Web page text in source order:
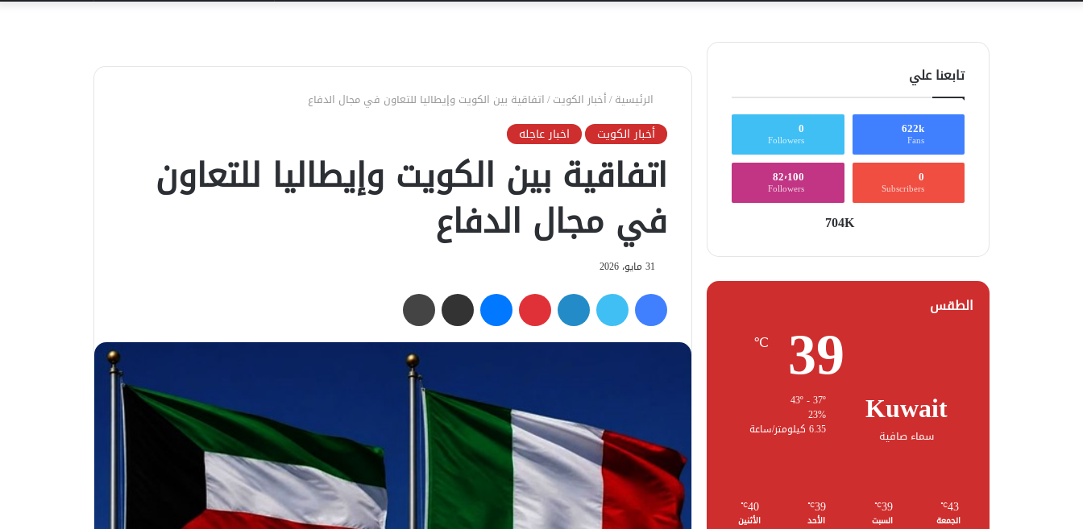
الرئيسية/أخبار الكويت/اتفاقية بين الكويت وإيطاليا للتعاون في مجال الدفاع
أخبار الكويت اخبار عاجله
اتفاقية بين الكويت وإيطاليا للتعاون
في مجال الدفاع
31 مايو، 2026
فيسبوك تويتر لينكدإن بينتيريست ماسنجر مشاركة عبر البريد
تابعنا علي
622k
Fans
0
Followers
0
Subscribers
82٬100
Followers
704K
الطقس
Kuwait
سماء صافية
39
℃
43º - 37º
23%
6.35 كيلومتر/ساعة
43
℃
الجمعة
39
℃
السبت
39
℃
الأحد
40
℃
الأثنين